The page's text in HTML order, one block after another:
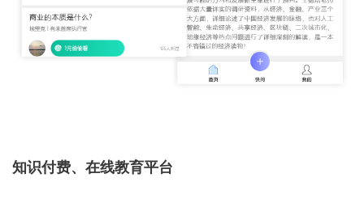
知识付费、在线教育平台